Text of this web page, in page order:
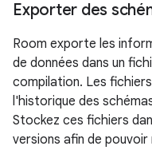
Exporter des
Room exporte les
de données dans un
compilation. Les
l'historique des
Stockez ces fichiers
versions afin de